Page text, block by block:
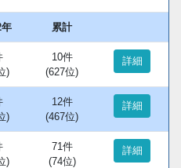
累計
)
10件
(627位)
詳細
)
12件
(467位)
詳細
)
71件
(74位)
詳細